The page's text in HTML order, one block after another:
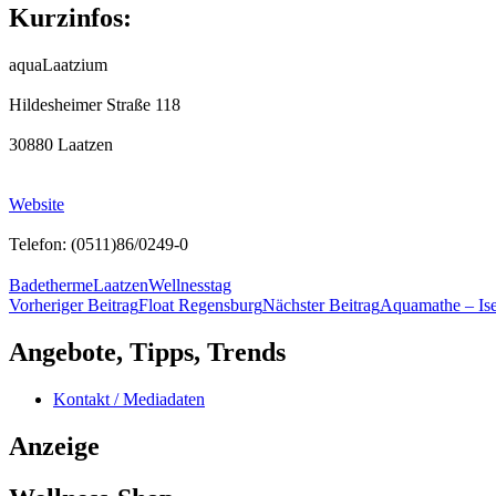
Kurzinfos:
aquaLaatzium
Hildesheimer Straße 118
30880 Laatzen
Website
Telefon: (0511)86/0249-0
BadethermeLaatzenWellnesstag
Beitragsnavigation
Vorheriger BeitragFloat RegensburgNächster BeitragAquamathe –
Angebote, Tipps, Trends
Kontakt / Mediadaten
Anzeige